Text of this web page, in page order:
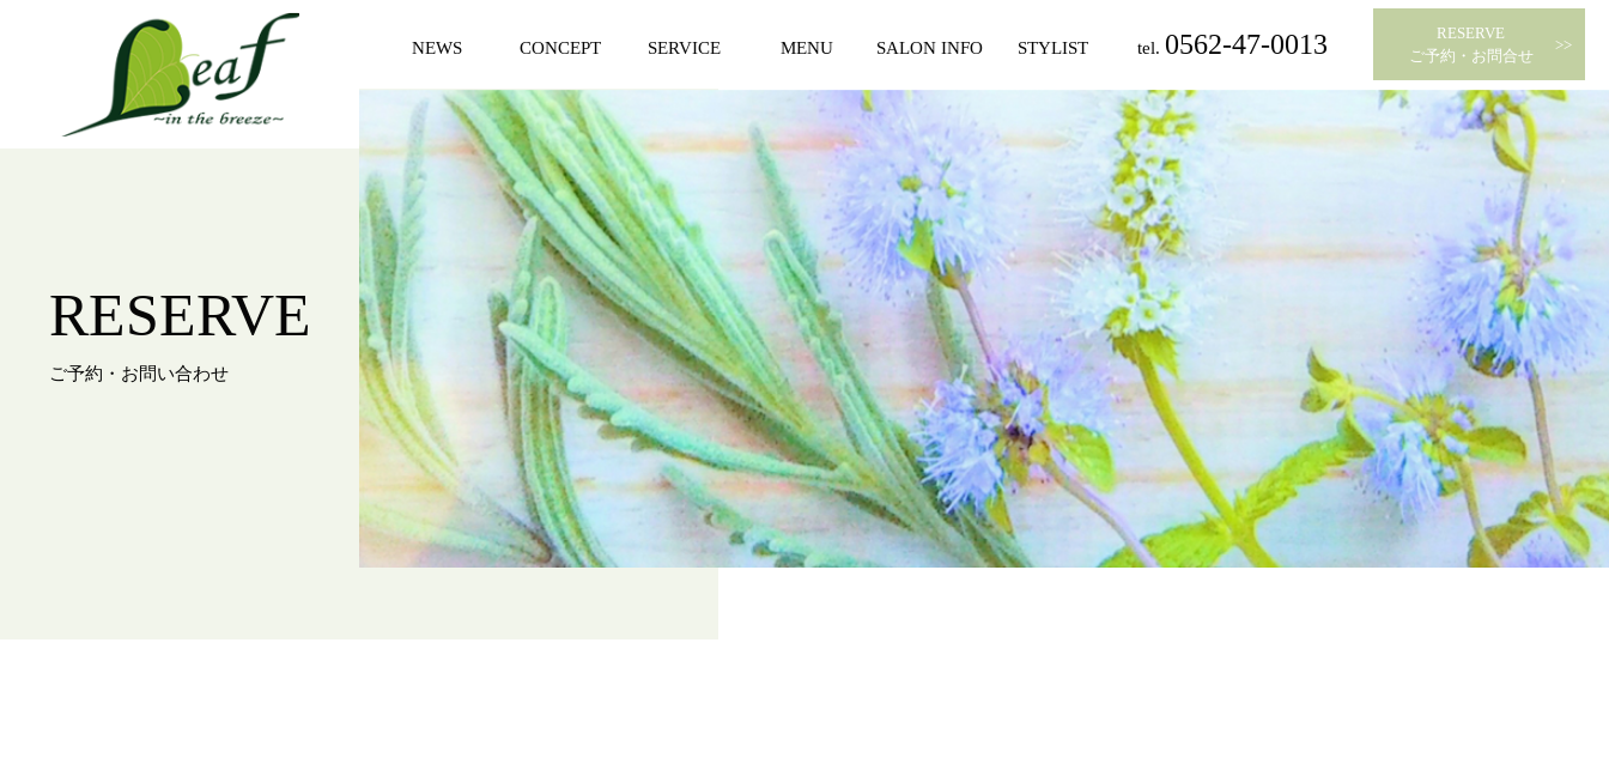
NEWS CONCEPT SERVICE MENU SALON INFO STYLIST tel. 0562-47-0013
RESERVE
​​​​​​​ご予約・お問合せ
RESERVE
ご予約・お問い合わせ